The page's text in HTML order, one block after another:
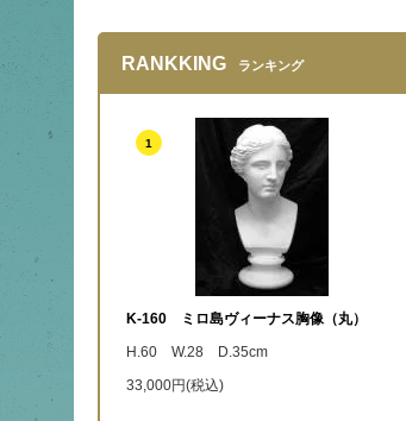
RANKKING ランキング
1
K-160 ミロ島ヴィーナス胸像（丸）
H.60 W.28 D.35cm
33,000円(税込)